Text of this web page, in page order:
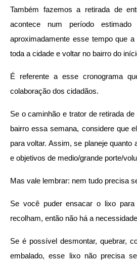
Também fazemos a retirada de
acontece num período
aproximadamente esse tempo que
toda a cidade e voltar no bairro do
É referente a esse cronograma
colaboração dos cidadãos.
Se o caminhão e trator de retirada
bairro essa semana, considere que
para voltar. Assim, se planeje quanto
e objetivos de medio/grande porte/
Mas vale lembrar: nem tudo precisa
Se você puder ensacar o lixo
recolham, então não há a
Se é possível desmontar, quebrar,
embalado, esse lixo não precisa